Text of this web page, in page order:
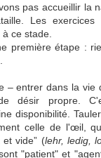
pas accueillir la
Les
ce stade.
première étape :
– entrer dans la vie
désir propre.
disponibilité.
celle de l'œil,
et vide” (lehr, ledig,
"patient" et